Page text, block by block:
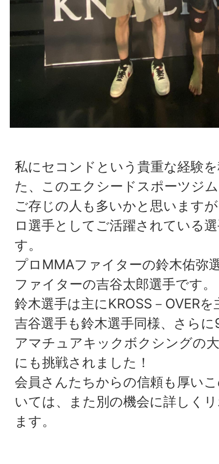
私にセコンドという貴重な経験
た、このエクシードスポーツジ
ご存じの人も多いかと思います
ロ選手としてご活躍されている
す。
プロMMAファイターの鈴木佑弥
ファイターの吉谷太郎選手です。
鈴木選手は主にKROSS－OVER
吉谷選手も鈴木選手同様、さら
アマチュアキックボクシングの
にも挑戦されました！
会員さんたちからの信頼も厚い
いては、また別の機会に詳しく
ます。